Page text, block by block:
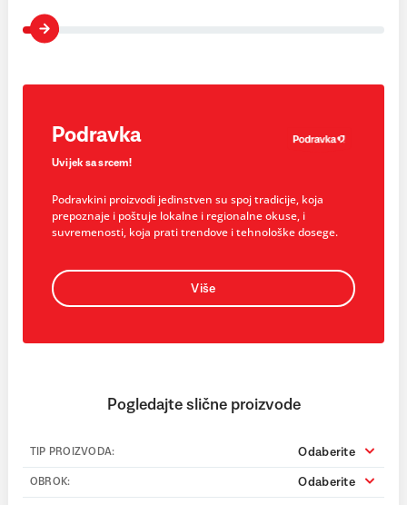
Podravka
Uvijek sa srcem!
Podravkini proizvodi jedinstven su spoj tradicije, koja
prepoznaje i poštuje lokalne i regionalne okuse, i
suvremenosti, koja prati trendove i tehnološke dosege.
Više
Pogledajte slične proizvode
TIP PROIZVODA: Odaberite
OBROK: Odaberite